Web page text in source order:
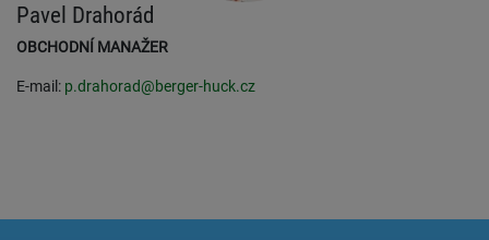
Pavel Drahorád
OBCHODNÍ MANAŽER
E-mail: p.drahorad@berger-huck.cz